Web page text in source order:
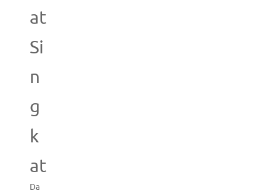
at
Si
n
g
k
at
Da